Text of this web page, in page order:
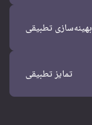
بهینه‌سازی تطبیقی
تمایز تطبیقی